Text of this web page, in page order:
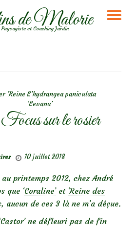
de Malorie
et Coaching Jardin
‘Reine L’hydrangea paniculata
‘Levana’
Focus sur le rosier
10 juillet 2018
au printemps 2012, chez André
que ‘Coraline’et ‘Reine des
aucun de ces 3 là ne m’a déçue.
ne défleuri pas de fin